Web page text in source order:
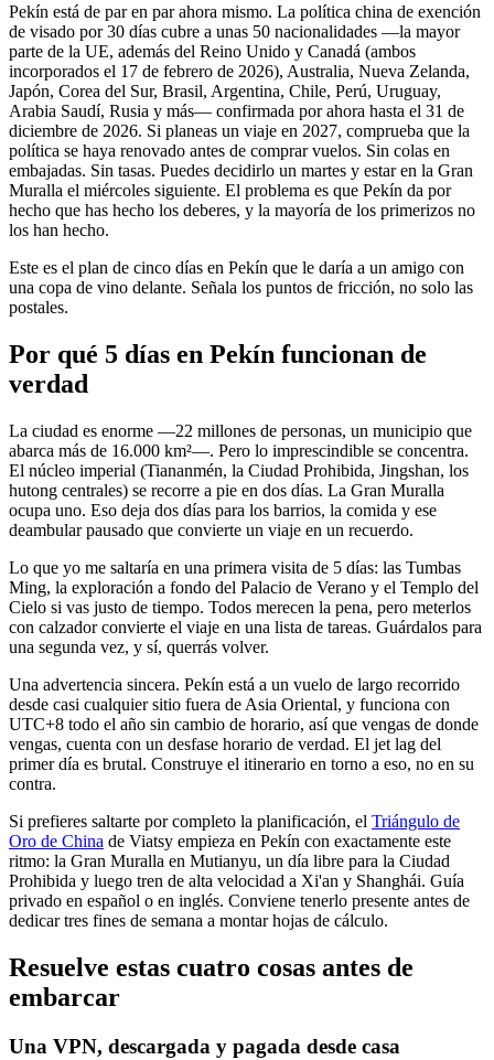
Pekín está de par en par ahora mismo. La política china de exención
de visado por 30 días cubre a unas 50 nacionalidades —la mayor
parte de la UE, además del Reino Unido y Canadá (ambos
incorporados el 17 de febrero de 2026), Australia, Nueva Zelanda,
Japón, Corea del Sur, Brasil, Argentina, Chile, Perú, Uruguay,
Arabia Saudí, Rusia y más— confirmada por ahora hasta el 31 de
diciembre de 2026. Si planeas un viaje en 2027, comprueba que la
política se haya renovado antes de comprar vuelos. Sin colas en
embajadas. Sin tasas. Puedes decidirlo un martes y estar en la Gran
Muralla el miércoles siguiente. El problema es que Pekín da por
hecho que has hecho los deberes, y la mayoría de los primerizos no
los han hecho.
Este es el plan de cinco días en Pekín que le daría a un amigo con
una copa de vino delante. Señala los puntos de fricción, no solo las
postales.
Por qué 5 días en Pekín funcionan de
verdad
La ciudad es enorme —22 millones de personas, un municipio que
abarca más de 16.000 km²—. Pero lo imprescindible se concentra.
El núcleo imperial (Tiananmén, la Ciudad Prohibida, Jingshan, los
hutong centrales) se recorre a pie en dos días. La Gran Muralla
ocupa uno. Eso deja dos días para los barrios, la comida y ese
deambular pausado que convierte un viaje en un recuerdo.
Lo que yo me saltaría en una primera visita de 5 días: las Tumbas
Ming, la exploración a fondo del Palacio de Verano y el Templo del
Cielo si vas justo de tiempo. Todos merecen la pena, pero meterlos
con calzador convierte el viaje en una lista de tareas. Guárdalos para
una segunda vez, y sí, querrás volver.
Una advertencia sincera. Pekín está a un vuelo de largo recorrido
desde casi cualquier sitio fuera de Asia Oriental, y funciona con
UTC+8 todo el año sin cambio de horario, así que vengas de donde
vengas, cuenta con un desfase horario de verdad. El jet lag del
primer día es brutal. Construye el itinerario en torno a eso, no en su
contra.
Si prefieres saltarte por completo la planificación, el Triángulo de
Oro de China de Viatsy empieza en Pekín con exactamente este
ritmo: la Gran Muralla en Mutianyu, un día libre para la Ciudad
Prohibida y luego tren de alta velocidad a Xi'an y Shanghái. Guía
privado en español o en inglés. Conviene tenerlo presente antes de
dedicar tres fines de semana a montar hojas de cálculo.
Resuelve estas cuatro cosas antes de
embarcar
Una VPN, descargada y pagada desde casa